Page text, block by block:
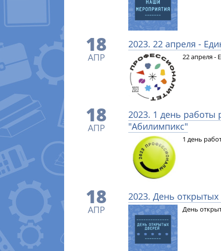
18
АПР
2023. 22 апреля -
22 апреля -
18
АПР
2023. 1 день работы
"Абилимпикс"
1 день
18
АПР
2023. День
День